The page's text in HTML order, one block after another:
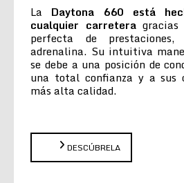
La Daytona 660 está
cualquier carreteragracias
perfecta de
adrenalina. Su intuitiva
se debe a una posición de
una total confianza y a sus
más alta calidad.
DESCÚBRELA